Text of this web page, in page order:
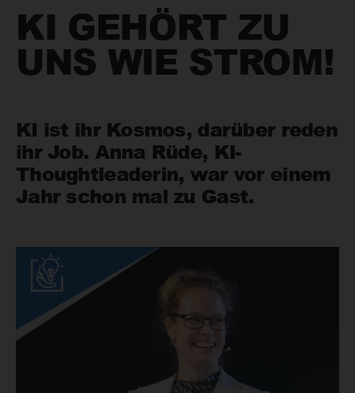
KI GEHÖRT ZU
UNS WIE STROM!
KI ist ihr Kosmos, darüber reden
ihr Job. Anna Rüde, KI-
Thoughtleaderin, war vor einem
Jahr schon mal zu Gast.